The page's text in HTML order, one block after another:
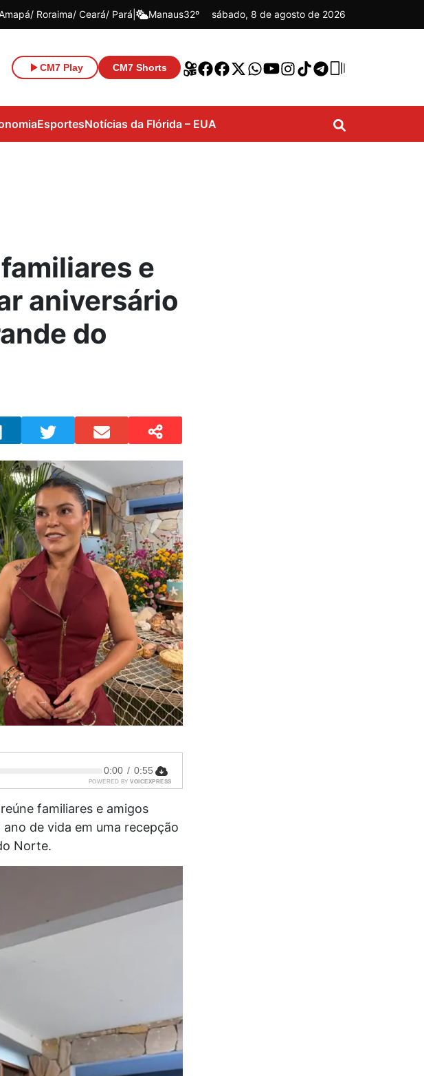
Roraima Ceará Pará Manaus32º sábado, 8 de agosto de 2026
CM7 Play CM7 Shorts
EsportesNotícias da Flórida – EUA
e
aniversário
do
0:00 / 0:55
POWERED BY VOICEXPRESS
familiares e amigos
de vida em uma recepção
Norte.